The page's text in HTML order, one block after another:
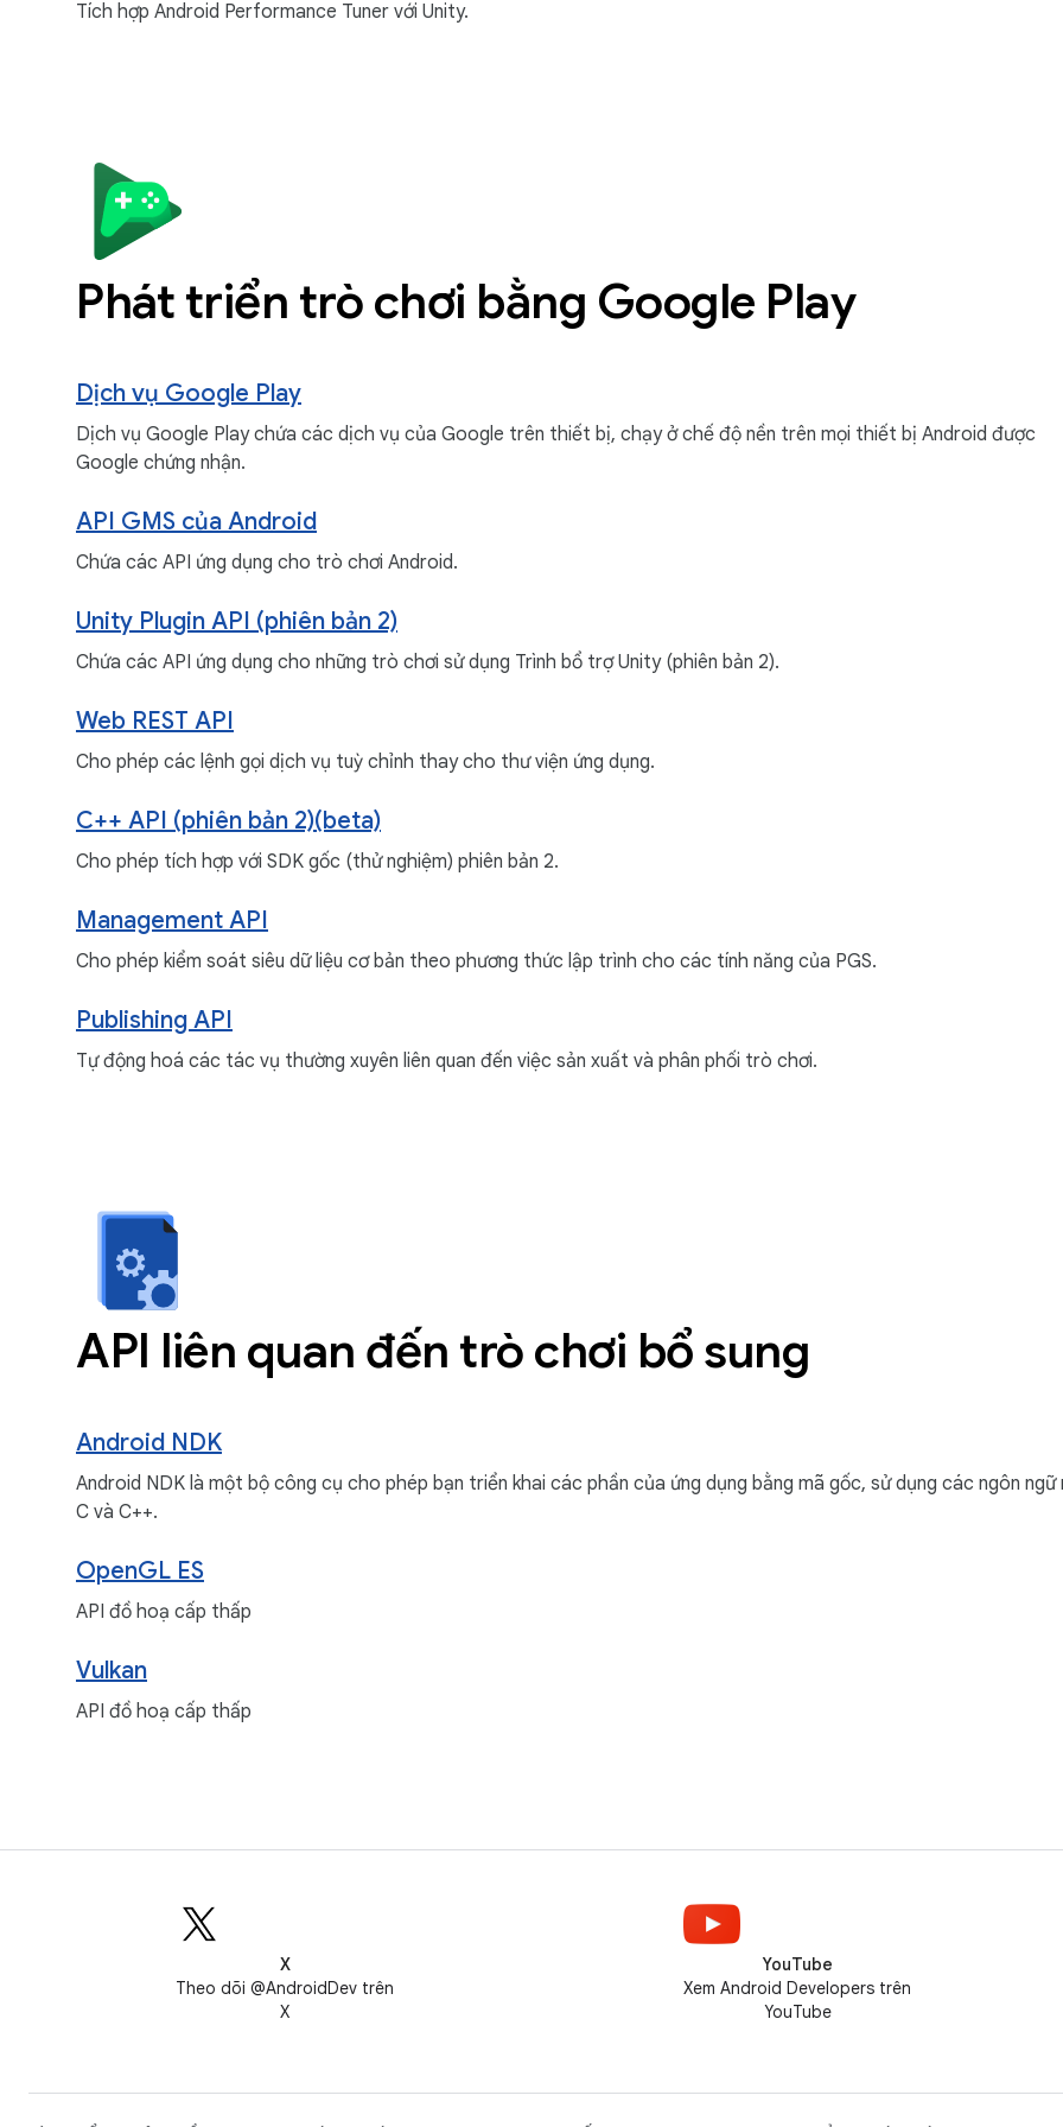
Tích hợp Android Performance Tuner với Unity.
Phát triển trò chơi bằng Google Play
Dịch vụ Google Play
Dịch vụ Google Play chứa các dịch vụ của Google trên thiết bị, chạy ở chế độ nền trên mọi thiết bị Android được
Google chứng nhận.
API GMS của Android
Chứa các API ứng dụng cho trò chơi Android.
Unity Plugin API (phiên bản 2)
Chứa các API ứng dụng cho những trò chơi sử dụng Trình bổ trợ Unity (phiên bản 2).
Web REST API
Cho phép các lệnh gọi dịch vụ tuỳ chỉnh thay cho thư viện ứng dụng.
C++ API (phiên bản 2)(beta)
Cho phép tích hợp với SDK gốc (thử nghiệm) phiên bản 2.
Management API
Cho phép kiểm soát siêu dữ liệu cơ bản theo phương thức lập trình cho các tính năng của PGS.
Publishing API
Tự động hoá các tác vụ thường xuyên liên quan đến việc sản xuất và phân phối trò chơi.
API liên quan đến trò chơi bổ sung
Android NDK
Android NDK là một bộ công cụ cho phép bạn triển khai các phần của ứng dụng bằng mã gốc, sử dụng các ngôn ngữ
C và C++.
OpenGL ES
API đồ hoạ cấp thấp
Vulkan
API đồ hoạ cấp thấp
X
Theo dõi @AndroidDev trên
X
YouTube
Xem Android Developers trên
YouTube